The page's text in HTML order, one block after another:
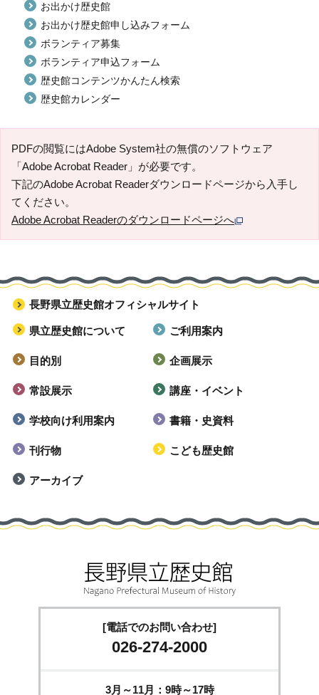
お出かけ歴史館
お出かけ歴史館申し込みフォーム
ボランティア募集
ボランティア申込フォーム
歴史館コンテンツかんたん検索
歴史館カレンダー
PDFの閲覧にはAdobe System社の無償のソフトウェア
「Adobe Acrobat Reader」が必要です。
下記のAdobe Acrobat Readerダウンロードページから入手し
てください。
Adobe Acrobat Readerのダウンロードページへ
長野県立歴史館オフィシャルサイト
県立歴史館について ご利用案内
目的別 企画展示
常設展示 講座・イベント
学校向け利用案内 書籍・史資料
刊行物 こども歴史館
アーカイブ
[電話でのお問い合わせ]
026-274-2000
3月～11月：9時～17時